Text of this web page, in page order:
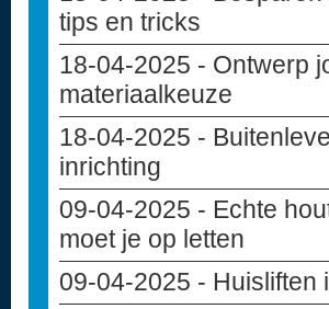
tips en tricks
18-04-2025 - Ontwerp
materiaalkeuze
18-04-2025 -
inrichting
09-04-2025 - Echte
moet je op letten
09-04-2025 - Huisliften